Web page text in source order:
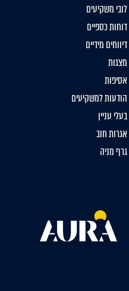
לובי משקיעים
דוחות כספיים
דיווחים מידיים
מצגות
אסיפות
הודעות למשקיעים
בעלי עניין
אגרות חוב
גרף מניה